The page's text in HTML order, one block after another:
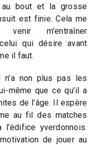
bout et la grosse
est finie. Cela me
m’entraîner
qui désire avant
il faut.
non plus pas les
même que ce qu’il a
de l’âge. Il espère
au fil des matches
yverdonnois.
de jouer au